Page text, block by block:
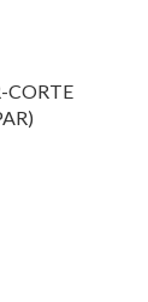
CORTE